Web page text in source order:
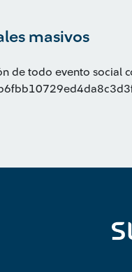
masivos
de todo evento social